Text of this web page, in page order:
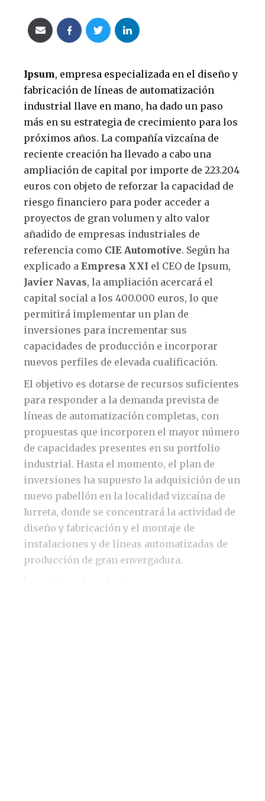
Ipsum, empresa especializada en el diseño y
fabricación de líneas de automatización
industrial llave en mano, ha dado un paso
más en su estrategia de crecimiento para los
próximos años. La compañía vizcaína de
reciente creación ha llevado a cabo una
ampliación de capital por importe de 223.204
euros con objeto de reforzar la capacidad de
riesgo financiero para poder acceder a
proyectos de gran volumen y alto valor
añadido de empresas industriales de
referencia como CIE Automotive. Según ha
explicado a Empresa XXI el CEO de Ipsum,
Javier Navas, la ampliación acercará el
capital social a los 400.000 euros, lo que
permitirá implementar un plan de
inversiones para incrementar sus
capacidades de producción e incorporar
nuevos perfiles de elevada cualificación.
El objetivo es dotarse de recursos suficientes
para responder a la demanda prevista de
líneas de automatización completas, con
propuestas que incorporen el mayor número
de capacidades presentes en su portfolio
industrial. Hasta el momento, el plan de
inversiones ha supuesto la adquisición de un
nuevo pabellón en la localidad vizcaína de
Iurreta, donde se concentrará la actividad de
diseño y fabricación y el montaje de
instalaciones y de líneas automatizadas de
producción de gran envergadura.
Inversión en instalaciones